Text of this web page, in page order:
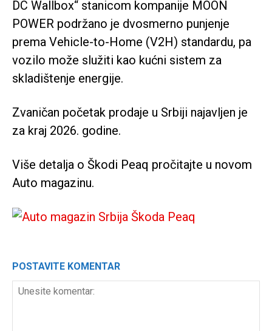
DC Wallbox“ stanicom kompanije MOON
POWER podržano je dvosmerno punjenje
prema Vehicle-to-Home (V2H) standardu, pa
vozilo može služiti kao kućni sistem za
skladištenje energije.
Zvaničan početak prodaje u Srbiji najavljen je
za kraj 2026. godine.
Više detalja o Škodi Peaq pročitajte u novom
Auto magazinu.
POSTAVITE KOMENTAR